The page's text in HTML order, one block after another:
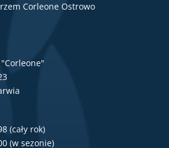
Corleone Ostrowo
(cały rok)
(w sezonie)